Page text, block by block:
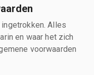
Alles
en waar het zich
voorwaarden